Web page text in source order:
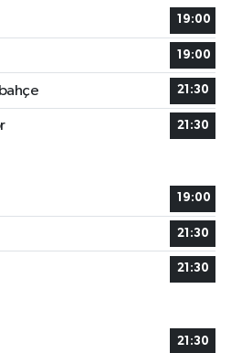
19:00
19:00
21:30
21:30
19:00
21:30
21:30
21:30